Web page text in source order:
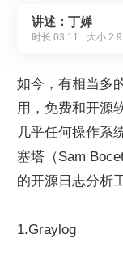
讲述：丁婵
时长 03:11 大小
如今，有相当多
用，免费和开源
几乎任何操作系
塞塔（Sam
的开源日志分析
1.Graylog